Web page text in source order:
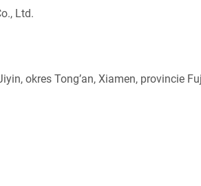
Ltd.
okres Tong’an, Xiamen, provincie